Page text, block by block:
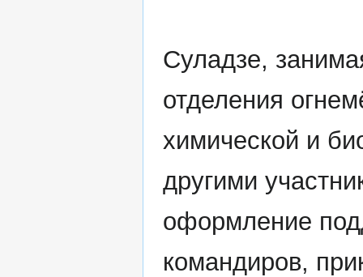
Суладзе,
отделения
химической и
другими
оформление
командиров,